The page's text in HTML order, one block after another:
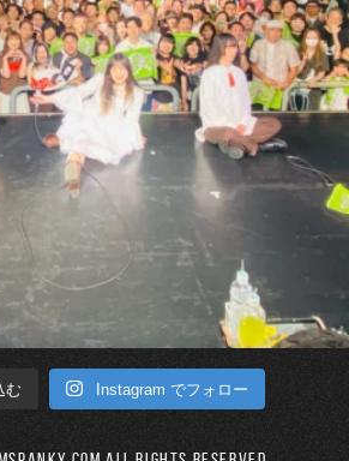
む Instagram でフォロー